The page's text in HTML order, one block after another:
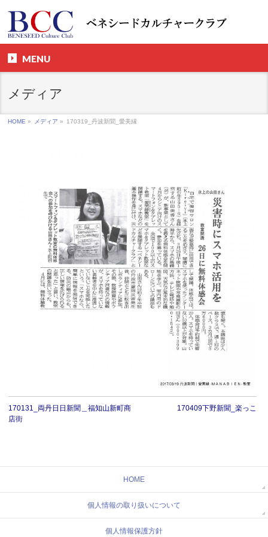
MENU
メディア
HOME » メディア » 170319_丹波新聞_愛美縁
170131_両丹日日新聞＿福知山新町商
店街
170409下野新聞_楽っこ
HOME
個人情報の取り扱いについて
個人情報保護方針